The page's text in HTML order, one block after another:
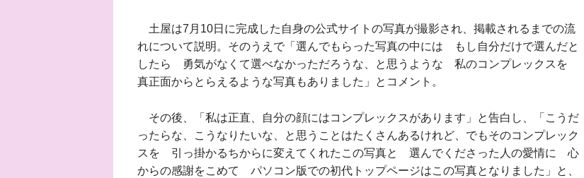
土屋は7月10日に完成した自身の公式サイトの写真が撮影され、掲載されるまでの流
れについて説明。そのうえで「選んでもらった写真の中には もし自分だけで選んだと
したら 勇気がなくて選べなかっただろうな、と思うような 私のコンプレックスを
真正面からとらえるような写真もありました」とコメント。
その後、「私は正直、自分の顔にはコンプレックスがあります」と告白し、「こうだ
ったらな、こうなりたいな、と思うことはたくさんあるけれど、でもそのコンプレック
スを 引っ掛かるちからに変えてくれたこの写真と 選んでくださった人の愛情に 心
からの感謝をこめて パソコン版での初代トップページはこの写真となりました」と、